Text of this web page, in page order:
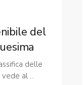
del
delle
al ...